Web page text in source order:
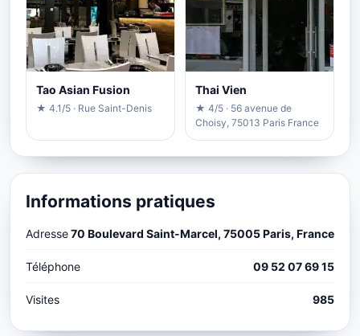
Tao Asian Fusion
★ 4.1/5 · Rue Saint-Denis
Thai Vien
★ 4/5 · 56 avenue de
Choisy, 75013 Paris France
Informations pratiques
Adresse70 Boulevard Saint-Marcel, 75005 Paris, France
Téléphone 09 52 07 69 15
Visites 985